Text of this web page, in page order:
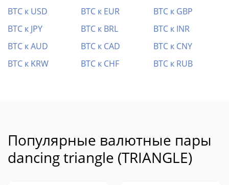
BTC к USD
BTC к EUR
BTC к GBP
BTC к JPY
BTC к BRL
BTC к INR
BTC к AUD
BTC к CAD
BTC к CNY
BTC к KRW
BTC к CHF BTC к RUB
Популярные валютные пары
dancing triangle (TRIANGLE)